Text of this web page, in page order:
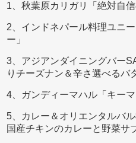
1、秋葉原カリガリ「絶対自
2、インドネパール料理ユニ
ー」
3、アジアンダイニングバー
りチーズナン＆辛さ選べるバ
4、ガンディーマハル「キー
5、カレー＆オリエンタルバ
国産チキンのカレーと野菜サ